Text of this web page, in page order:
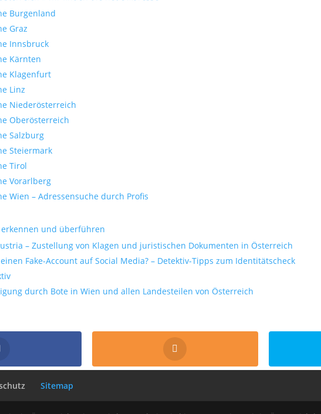
Burgenland
Graz
Innsbruck
Kärnten
Klagenfurt
Linz
Niederösterreich
Oberösterreich
Salzburg
Steiermark
Tirol
Vorarlberg
Wien – Adressensuche durch Profis
und überführen
– Zustellung von Klagen und juristischen Dokumenten in Österreich
Fake-Account auf Social Media? – Detektiv-Tipps zum Identitätscheck
durch Bote in Wien und allen Landesteilen von Österreich
Sitemap